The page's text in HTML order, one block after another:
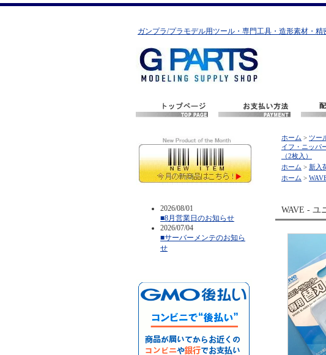
ガンプラ/プラモデル用ツール・専門工具・造形素材・
2026/08/01
■8月営業日のお知らせ
2026/07/04
■サーバーメンテのお知ら
せ
ホーム > ツー
イフ・ニッパ
（2枚入）
ホーム > 新入
ホーム >
WAVE - ユ